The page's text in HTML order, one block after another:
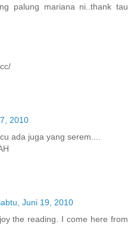
palung mariana ni..thank tau
2010
ada juga yang serem....
Juni 19, 2010
the reading. I come here from